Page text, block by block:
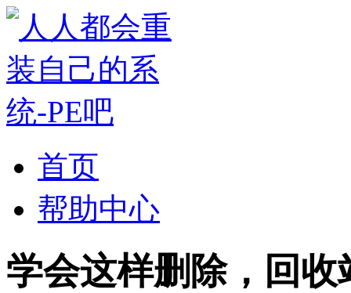
首页
帮助中心
学会这样删除，回收